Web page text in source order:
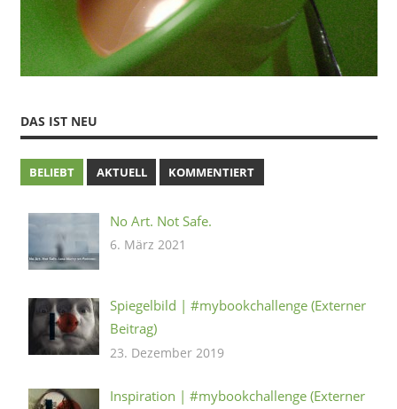
DAS IST NEU
BELIEBT AKTUELL KOMMENTIERT
No Art. Not Safe.
6. März 2021
Spiegelbild | #mybookchallenge (Externer
Beitrag)
23. Dezember 2019
Inspiration | #mybookchallenge (Externer